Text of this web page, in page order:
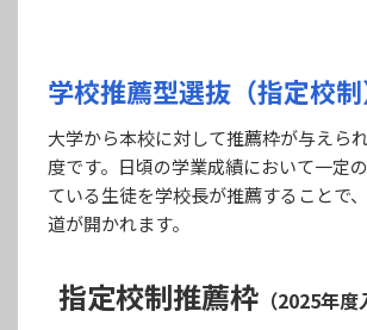
学校推薦型選抜（指定校制
大学から本校に対して推薦枠が与えら
度です。日頃の学業成績において一定
ている生徒を学校長が推薦することで
道が開かれます。
指定校制推薦枠 （2025年度